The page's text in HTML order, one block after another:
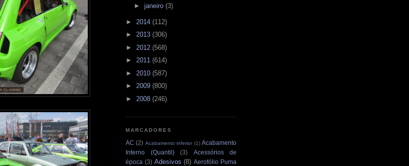
► janeiro (3)
► 2014 (112)
► 2013 (306)
► 2012 (568)
► 2011 (614)
► 2010 (587)
► 2009 (800)
► 2008 (246)
MARCADORES
AC (2) Acabamento inferior (1) Acabamento
Interno (Quantil)
(3)
Acessórios de
época (3) Adesivos (8) Aerofólio Puma